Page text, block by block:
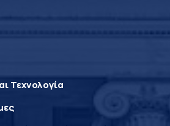
Τεχνολογία